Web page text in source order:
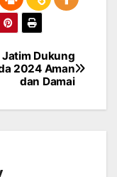
Jatim Dukung
2024 Aman
dan Damai